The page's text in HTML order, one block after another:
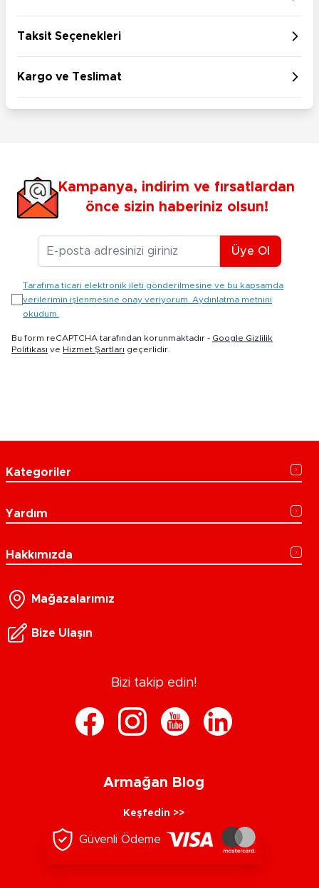
Taksit Seçenekleri
Kargo ve Teslimat
Kampanya, indirim ve fırsatlardan
önce sizin haberiniz olsun!
E-posta Adresiniz
Üye Ol
Tarafıma ticari elektronik ileti gönderilmesine ve bu kapsamda
verilerimin işlenmesine onay veriyorum. Aydınlatma metnini
okudum.
Bu form reCAPTCHA tarafından korunmaktadır - Google Gizlilik
Politikası ve Hizmet Şartları geçerlidir.
Kategoriler
Yardım
Hakkımızda
Mağazalarımız
Bize Ulaşın
Bizi takip edin!
Armağan Blog
Keşfedin >>
Güvenli Ödeme